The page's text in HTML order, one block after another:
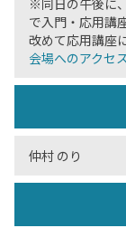
※同日の午後に
で入門・応用講
改めて応用講座
会場へのアクセ
仲村 のり